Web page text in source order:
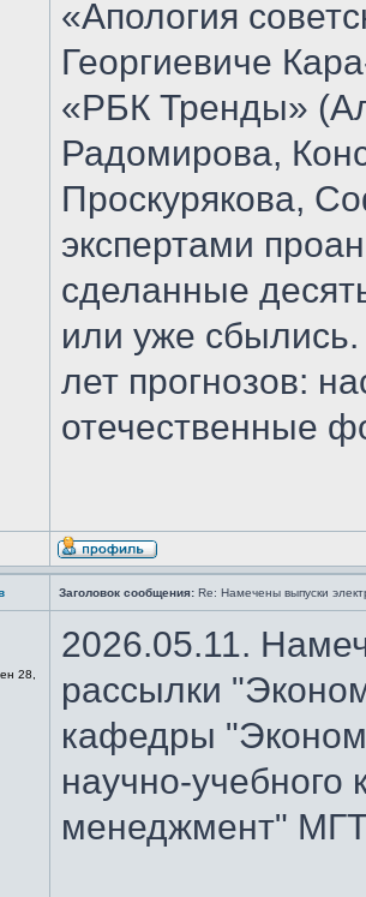
«Апология
Георгиевиче
«РБК Тренды»
Радомирова,
Проскурякова,
экспертами
сделанные
или уже сбылись.
лет прогнозов:
отечественные
Заголовок сообщения: Re: Намечены выпуски
28,
2026.05.11.
рассылки
кафедры
научно-
менеджмент"